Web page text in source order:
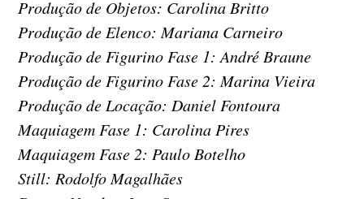
Produção de Objetos: Carolina Britto
Produção de Elenco: Mariana Carneiro
Produção de Figurino Fase 1: André Braune
Produção de Figurino Fase 2: Marina Vieira
Produção de Locação: Daniel Fontoura
Maquiagem Fase 1: Carolina Pires
Maquiagem Fase 2: Paulo Botelho
Still: Rodolfo Magalhães